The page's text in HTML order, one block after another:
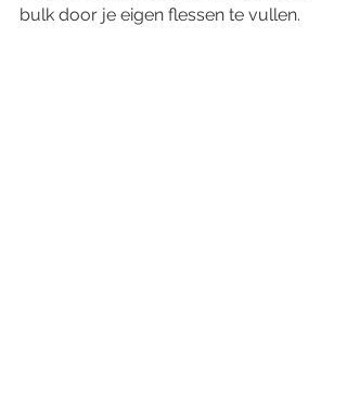
bulk door je eigen flessen te vullen.